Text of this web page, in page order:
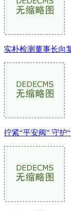
实朴检测董事长向
拧紧“平安阀” 守护